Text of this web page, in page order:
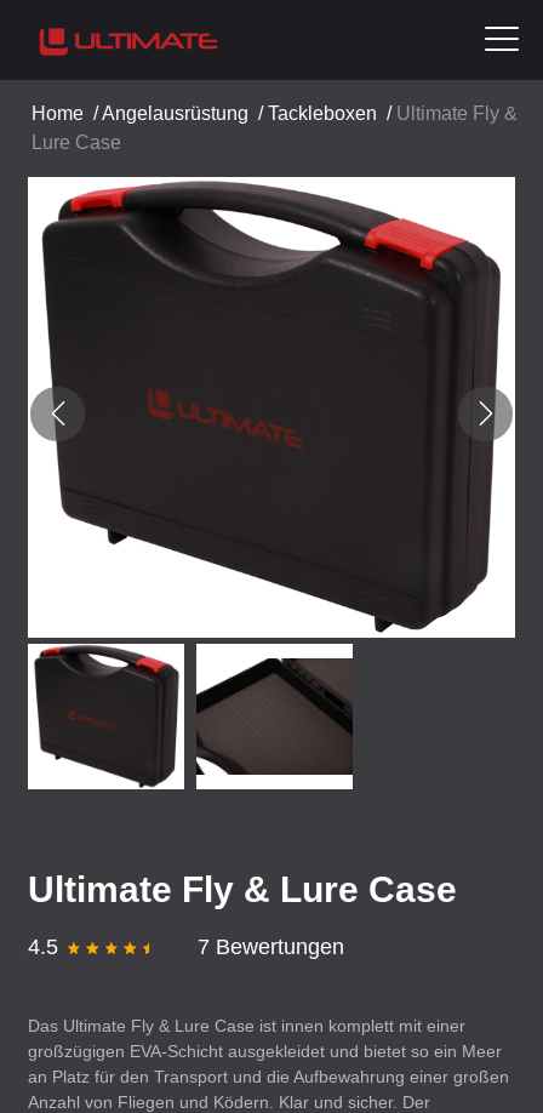
Home /Angelausrüstung /Tackleboxen / Ultimate Fly &
Lure Case
Ultimate Fly & Lure Case
4.5 7 Bewertungen
Das Ultimate Fly & Lure Case ist innen komplett mit einer
großzügigen EVA-Schicht ausgekleidet und bietet so ein Meer
an Platz für den Transport und die Aufbewahrung einer großen
Anzahl von Fliegen und Ködern. Klar und sicher. Der